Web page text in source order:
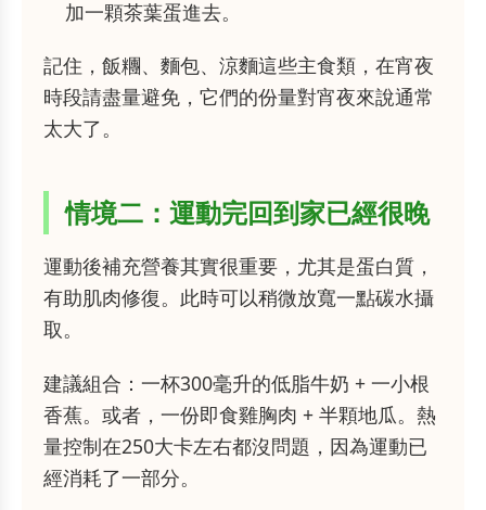
加一顆茶葉蛋進去。
記住，飯糰、麵包、涼麵這些主食類，在宵夜
時段請盡量避免，它們的份量對宵夜來說通常
太大了。
情境二：運動完回到家已經很晚
運動後補充營養其實很重要，尤其是蛋白質，
有助肌肉修復。此時可以稍微放寬一點碳水攝
取。
建議組合：一杯300毫升的低脂牛奶 + 一小根
香蕉。或者，一份即食雞胸肉 + 半顆地瓜。熱
量控制在250大卡左右都沒問題，因為運動已
經消耗了一部分。